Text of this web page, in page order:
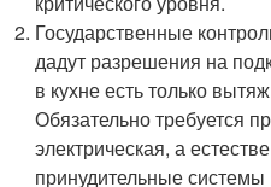
Государственные
дадут разрешения на
в кухне есть только
Обязательно требуется
электрическая, а
принудительные